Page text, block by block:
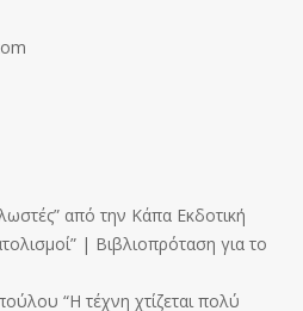
από την Κάπα Εκδοτική
| Βιβλιοπρόταση για το
“Η τέχνη χτίζεται πολύ